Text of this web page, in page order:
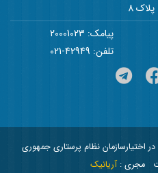
8
پیامک: 20001023
تلفن: 42949-021
نظام پرستاری جمهوری
مجری :آریانیک